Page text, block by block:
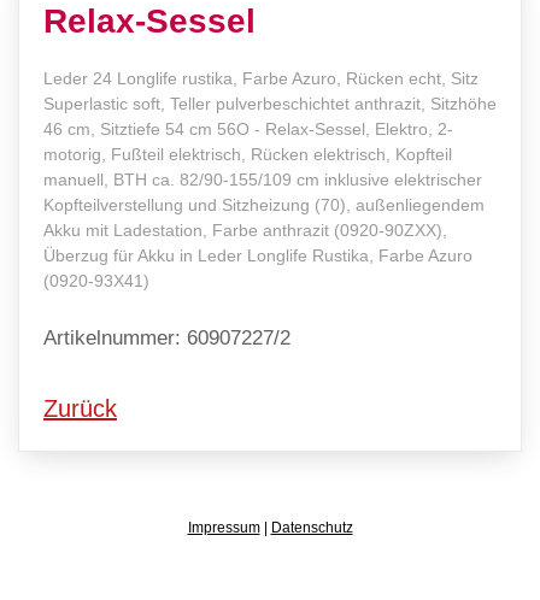
Relax-Sessel
Leder 24 Longlife rustika, Farbe Azuro, Rücken echt, Sitz
Superlastic soft, Teller pulverbeschichtet anthrazit, Sitzhöhe
46 cm, Sitztiefe 54 cm 56O - Relax-Sessel, Elektro, 2-
motorig, Fußteil elektrisch, Rücken elektrisch, Kopfteil
manuell, BTH ca. 82/90-155/109 cm inklusive elektrischer
Kopfteilverstellung und Sitzheizung (70), außenliegendem
Akku mit Ladestation, Farbe anthrazit (0920-90ZXX),
Überzug für Akku in Leder Longlife Rustika, Farbe Azuro
(0920-93X41)
Artikelnummer: 60907227/2
Zurück
Impressum| Datenschutz